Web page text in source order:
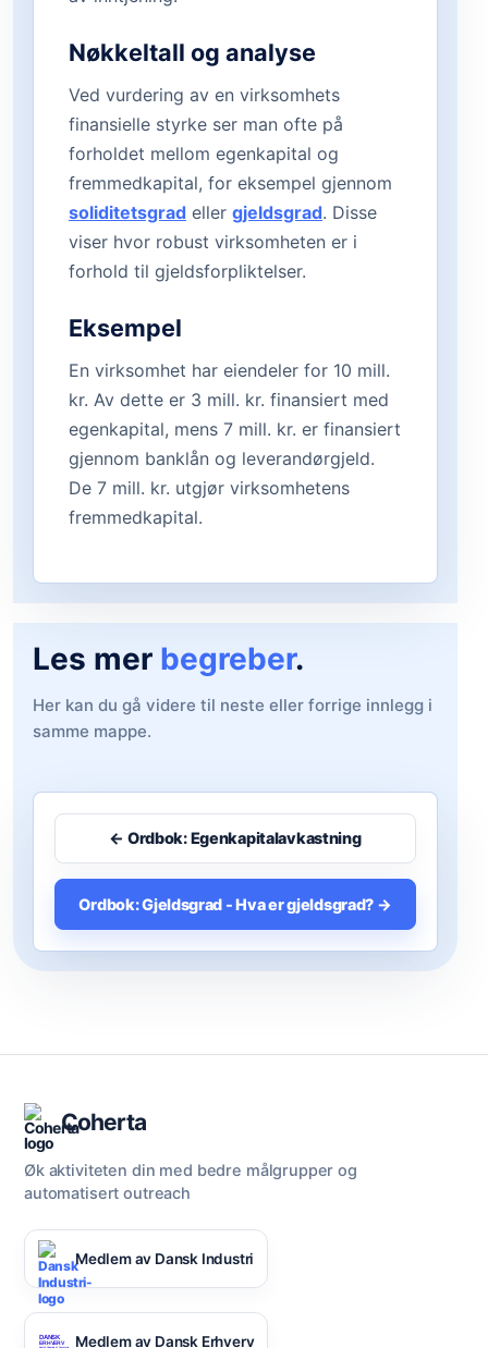
Nøkkeltall og analyse
Ved vurdering av en virksomhets
finansielle styrke ser man ofte på
forholdet mellom egenkapital og
fremmedkapital, for eksempel gjennom
soliditetsgrad eller gjeldsgrad. Disse
viser hvor robust virksomheten er i
forhold til gjeldsforpliktelser.
Eksempel
En virksomhet har eiendeler for 10 mill.
kr. Av dette er 3 mill. kr. finansiert med
egenkapital, mens 7 mill. kr. er finansiert
gjennom banklån og leverandørgjeld.
De 7 mill. kr. utgjør virksomhetens
fremmedkapital.
Les mer begreber.
Her kan du gå videre til neste eller forrige innlegg i
samme mappe.
← Ordbok: Egenkapitalavkastning
Ordbok: Gjeldsgrad - Hva er gjeldsgrad? →
Coherta
Øk aktiviteten din med bedre målgrupper og
automatisert outreach
Medlem av Dansk Industri
Medlem av Dansk Erhverv